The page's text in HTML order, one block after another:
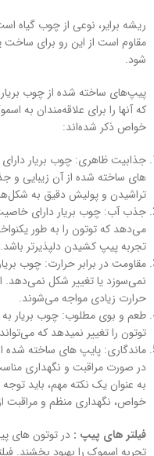
ریشه برایر، نوعی از چوب گیاه
مقاوم است از این رو برای ساخت
شود.
پیپ‌های ساخته شده از چوب
که آنها را برای علاقه‌مندان به
خواص ذکر شده‌اند:
جذابیت ظاهری: چوب بریار
های ساخته شده از آن زیبایی و
تراشیدن و پولیش دقیق به
جذب آب: چوب بریار دارای
می‌دهد که توتون را به طور
تجربه پیپ کشیدن دلپذیرتر باشد.
مقاومت در برابر حرارت: چوب
نمی‌سوزد یا تغییر شکل نمی‌دهد.
حرارت زیادی مواجه می‌شوند.
طعم و بوی مطلوب: چوب بریار
توتون را تغییر نمیدهد که
ماندگاری: پایپ‌ های ساخته شده
در صورت مراقبت و نگهداری
به عنوان یک نکته مهم، باید
خواص، نگهداری منظم و مراقبت
فیلتر های پیپ : در توتون های
تجربه اسموک را بهبود بخشند.